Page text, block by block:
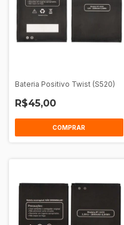
Bateria Positivo Twist (S520)
R$45,00
COMPRAR